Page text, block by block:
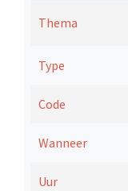
Thema
Type
Code
Wanneer
Uur